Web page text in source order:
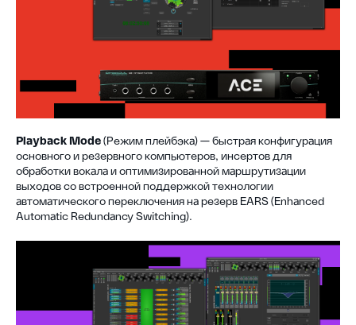
Playback Mode (Режим плейбэка) — быстрая конфигурация
основного и резервного компьютеров, инсертов для
обработки вокала и оптимизированной маршрутизации
выходов со встроенной поддержкой технологии
автоматического переключения на резерв EARS (Enhanced
Automatic Redundancy Switching).